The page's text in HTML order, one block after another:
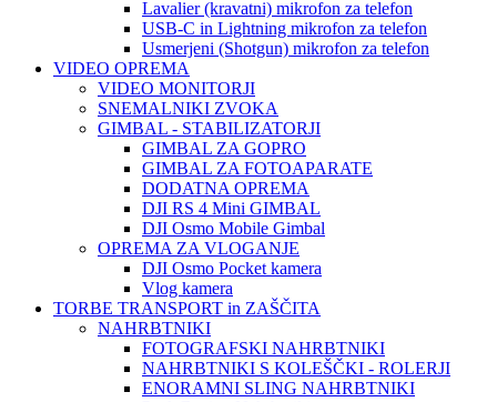
Lavalier (kravatni) mikrofon za telefon
USB-C in Lightning mikrofon za telefon
Usmerjeni (Shotgun) mikrofon za telefon
VIDEO OPREMA
VIDEO MONITORJI
SNEMALNIKI ZVOKA
GIMBAL - STABILIZATORJI
GIMBAL ZA GOPRO
GIMBAL ZA FOTOAPARATE
DODATNA OPREMA
DJI RS 4 Mini GIMBAL
DJI Osmo Mobile Gimbal
OPREMA ZA VLOGANJE
DJI Osmo Pocket kamera
Vlog kamera
TORBE TRANSPORT in ZAŠČITA
NAHRBTNIKI
FOTOGRAFSKI NAHRBTNIKI
NAHRBTNIKI S KOLEŠČKI - ROLERJI
ENORAMNI SLING NAHRBTNIKI